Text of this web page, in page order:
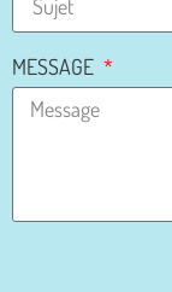
MESSAGE